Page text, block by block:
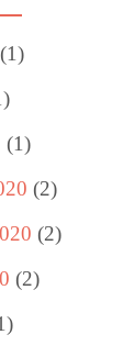
(1)
(1)
(2)
(2)
(2)